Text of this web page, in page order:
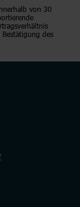
von 30
des